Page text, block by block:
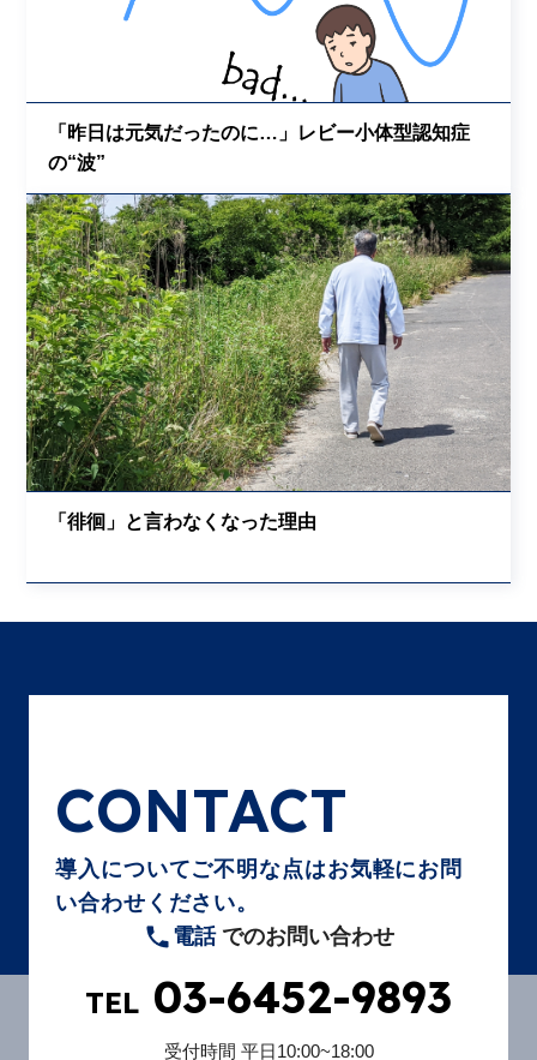
「昨日は元気だったのに…」レビー小体型認知症
の“波”
「徘徊」と言わなくなった理由
CONTACT
導入についてご不明な点はお気軽にお問
い合わせください。
電話でのお問い合わせ
TEL 03-6452-9893
受付時間 平日10:00~18:00